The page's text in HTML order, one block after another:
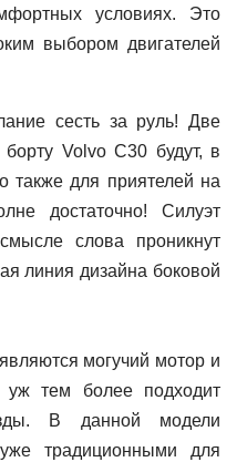
условиях. Это
выбором двигателей
сесть за руль! Две
Volvo С30 будут, в
также для приятелей на
достаточно! Силуэт
слова проникнут
линия дизайна боковой
могучий мотор и
уж тем более подходит
В данной модели
традиционными для